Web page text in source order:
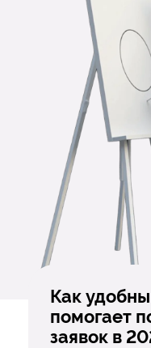
Как
помогает
заявок в